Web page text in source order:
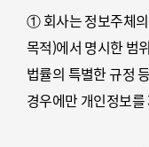
- 표시․
- 계약
공급기
- 소비자
① 회사는 정보주체
목적)에서 명시한 범
법률의 특별한 규정
경우에만 개인정보